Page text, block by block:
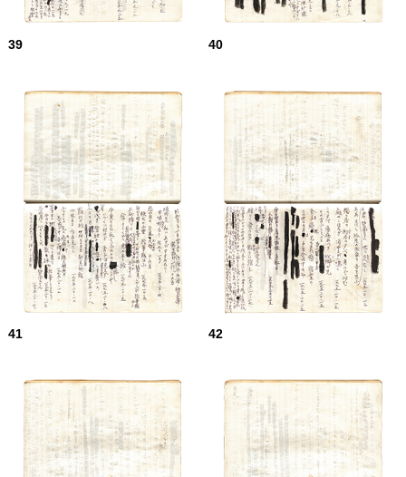
39 40
41 42